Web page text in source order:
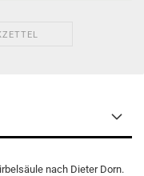
nach Dieter Dorn.